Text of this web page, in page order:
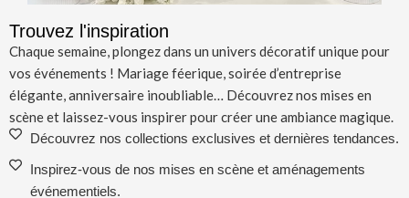
Trouvez l'inspiration
Chaque semaine, plongez dans un univers décoratif unique pour
vos événements ! Mariage féerique, soirée d’entreprise
élégante, anniversaire inoubliable… Découvrez nos mises en
scène et laissez-vous inspirer pour créer une ambiance magique.
Découvrez nos collections exclusives et dernières tendances.
Inspirez-vous de nos mises en scène et aménagements
événementiels.